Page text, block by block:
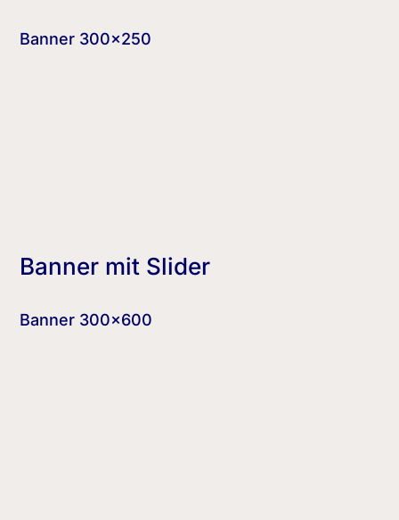
Banner 300×250
Banner mit Slider
Banner 300×600